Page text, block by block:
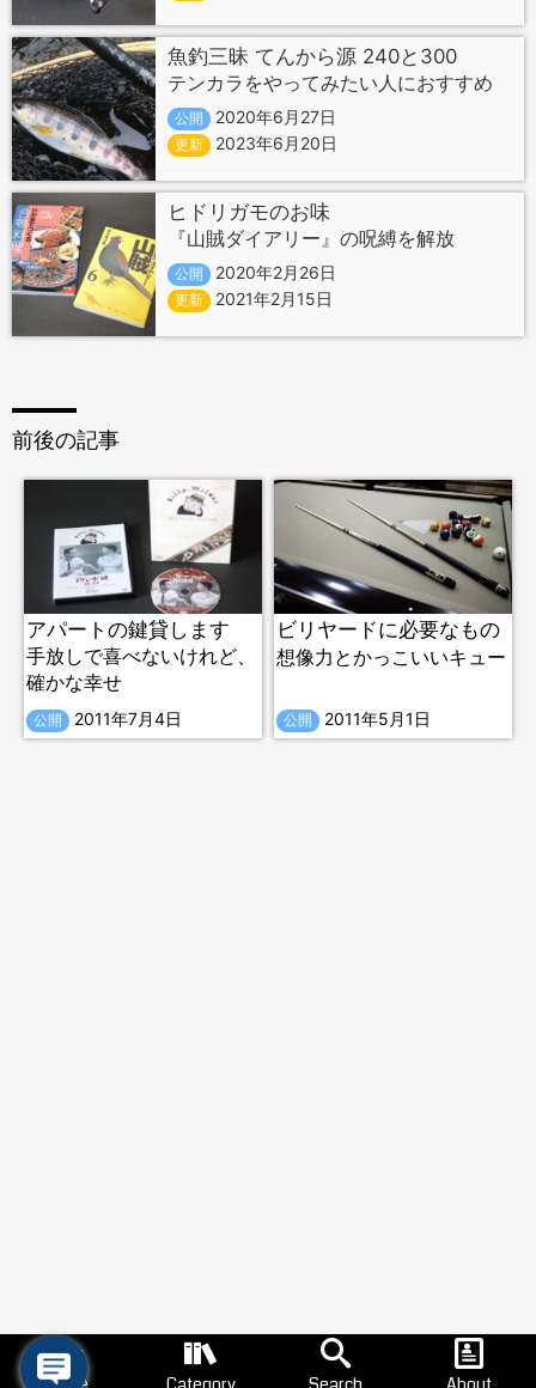
魚釣三昧 てんから源 240と300
テンカラをやってみたい人におすすめ
公開 2020年6月27日
更新 2023年6月20日
ヒドリガモのお味
『山賊ダイアリー』の呪縛を解放
公開 2020年2月26日
更新 2021年2月15日
前後の記事
アパートの鍵貸します
手放しで喜べないけれど、
確かな幸せ
公開 2011年7月4日
ビリヤードに必要なもの
想像力とかっこいいキュー
公開 2011年5月1日